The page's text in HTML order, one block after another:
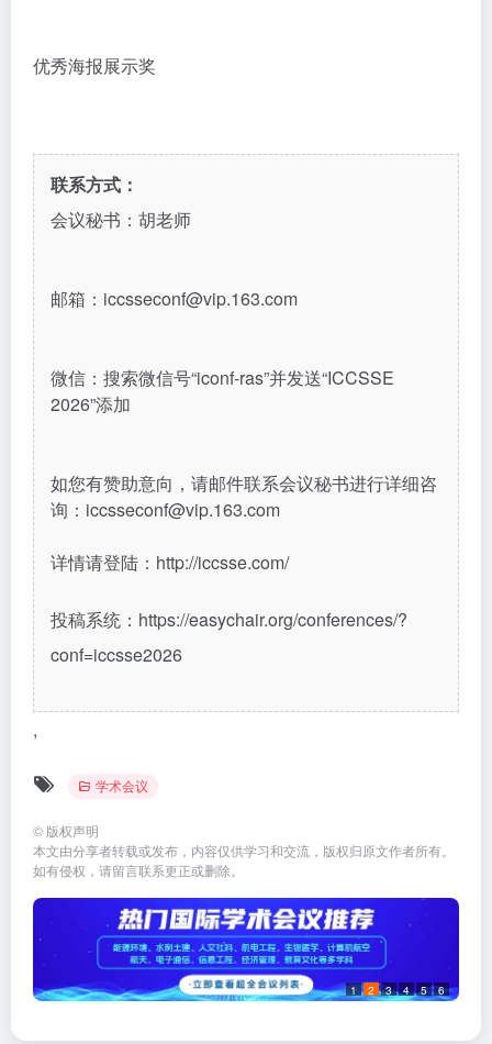
优秀海报展示奖
联系方式：
会议秘书：胡老师
邮箱：iccsseconf@vip.163.com
微信：搜索微信号“iconf-ras”并发送“ICCSSE
2026”添加
如您有赞助意向，请邮件联系会议秘书进行详细咨
询：iccsseconf@vip.163.com
详情请登陆：http://iccsse.com/
投稿系统：https://easychair.org/conferences/?
conf=iccsse2026
,
学术会议
© 版权声明
本文由分享者转载或发布，内容仅供学习和交流，版权归原文作者所有。
如有侵权，请留言联系更正或删除。
1 2 3 4 5 6